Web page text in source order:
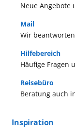
Neue Angebote
Häufige Fragen
Hilfebereich
Wir
Mail
Beratung auch
Reisebüro
Inspiration